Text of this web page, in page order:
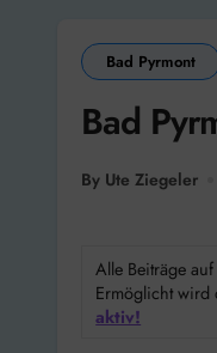
Bad Pyrmont
Bad
By Ute Ziegeler
Alle Beiträge
Ermöglicht wird
aktiv!